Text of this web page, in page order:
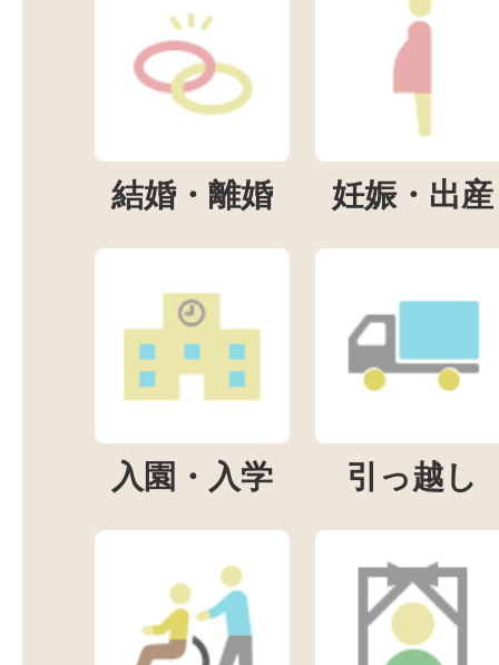
結婚・離婚 妊娠・出産
入園・入学 引っ越し